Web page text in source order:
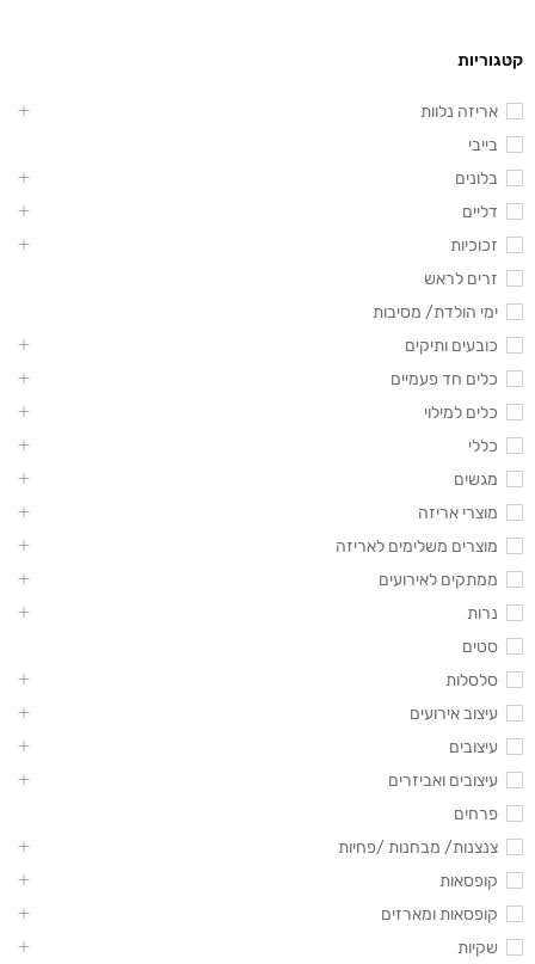
קטגוריות
אריזה נלוות
בייבי
בלונים
דליים
זכוכיות
זרים לראש
ימי הולדת/ מסיבות
כובעים ותיקים
כלים חד פעמיים
כלים למילוי
כללי
מגשים
מוצרי אריזה
מוצרים משלימים לאריזה
ממתקים לאירועים
נרות
סטים
סלסלות
עיצוב אירועים
עיצובים
עיצובים ואביזרים
פרחים
צנצנות/ מבחנות /פחיות
קופסאות
קופסאות ומארזים
שקיות